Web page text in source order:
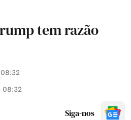
tem razão
08:32
Siga-nos